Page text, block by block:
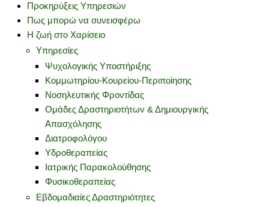
Προκηρύξεις Υπηρεσιών
Πως μπορώ να συνεισφέρω
Η ζωή στο Χαρίσειο
Υπηρεσίες
Ψυχολογικής Υποστήριξης
Κομμωτηρίου-Κουρείου-Περιποίησης
Νοσηλευτικής Φροντίδας
Ομάδες Δραστηριοτήτων & Δημιουργικής
Απασχόλησης
Διατροφολόγου
Υδροθεραπείας
Ιατρικής Παρακολούθησης
Φυσικοθεραπείας
Εβδομαδιαίες Δραστηριότητες